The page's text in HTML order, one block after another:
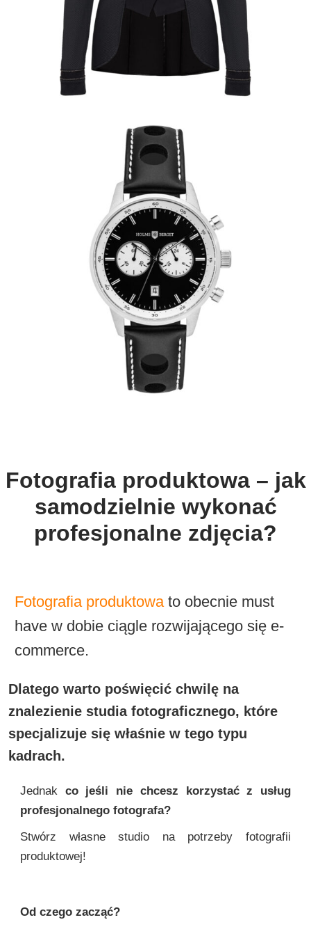
Fotografia produktowa – jak
samodzielnie wykonać
profesjonalne zdjęcia?
Fotografia produktowato obecnie must
have w dobie ciągle rozwijającego się e-
commerce.
Dlatego warto poświęcić chwilę na
znalezienie studia fotograficznego, które
specjalizuje się właśnie w tego typu
kadrach.
Jednak co jeśli nie chcesz korzystać z usług
profesjonalnego fotografa?
Stwórz własne studio na potrzeby fotografii
produktowej!
Od czego zacząć?